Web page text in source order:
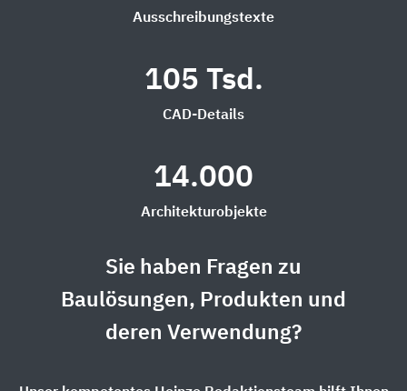
Ausschreibungstexte
105 Tsd.
CAD-Details
14.000
Architekturobjekte
Sie haben Fragen zu
Baulösungen, Produkten und
deren Verwendung?